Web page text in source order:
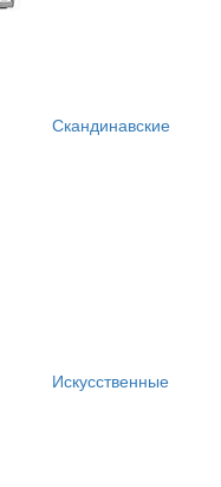
Скандинавские
Искусственные